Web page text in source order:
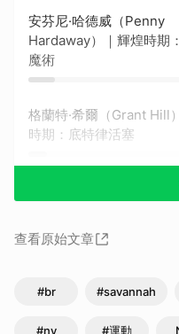
安芬尼·哈德威（Penny
Hardaway）｜輝煌時期
魔術
格蘭特·希爾（Grant Hill
時期：底特律活塞
查看原始文章
#br #savannah
#ny #運動